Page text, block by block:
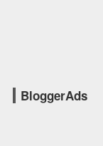
BloggerAds